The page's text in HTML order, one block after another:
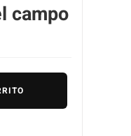
campo